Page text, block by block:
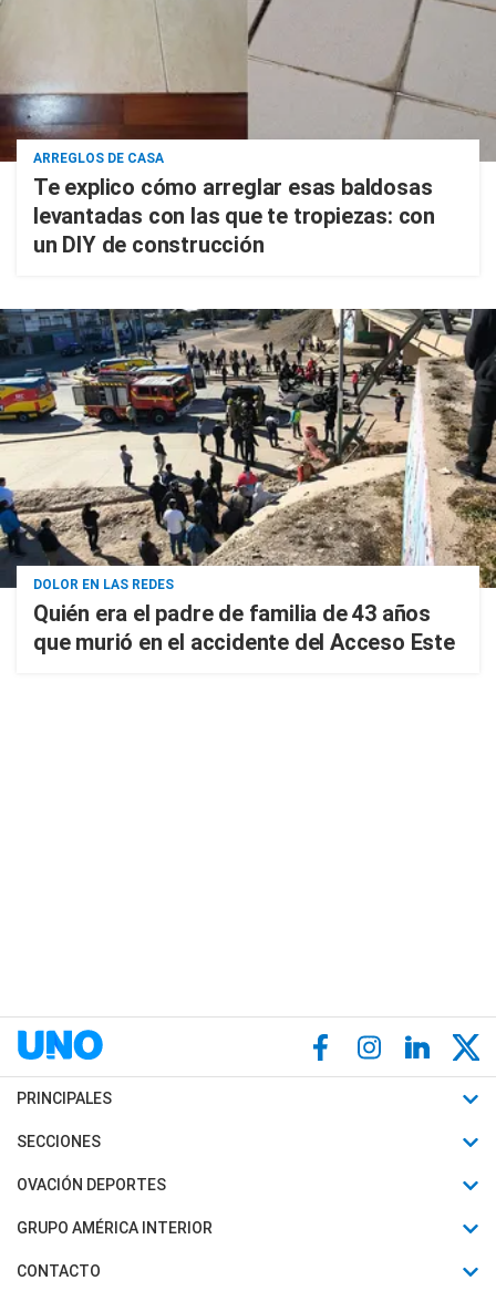
ARREGLOS DE CASA
Te explico cómo arreglar esas baldosas
levantadas con las que te tropiezas: con
un DIY de construcción
DOLOR EN LAS REDES
Quién era el padre de familia de 43 años
que murió en el accidente del Acceso Este
PRINCIPALES
Últimas Noticias
Política
Judiciales
SECCIONES
Horóscopo
Motores
OVACIÓN DEPORTES
Fútbol
Mundial
GRUPO AMÉRICA INTERIOR
Canal 7 en Vivo
CONTACTO